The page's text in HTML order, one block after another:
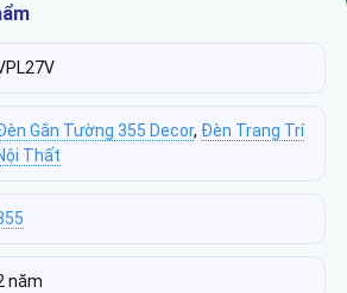
Gắn Tường 355 Decor, Đèn Trang Trí
Thất
năm